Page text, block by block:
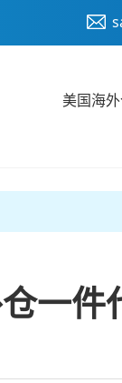
美国海
一件